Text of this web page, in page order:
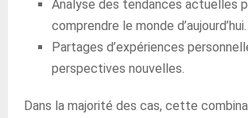
Analyse des tendances actuelles
comprendre le monde d’aujourd’hui.
Partages d’expériences
perspectives nouvelles.
Dans la majorité des cas, cette